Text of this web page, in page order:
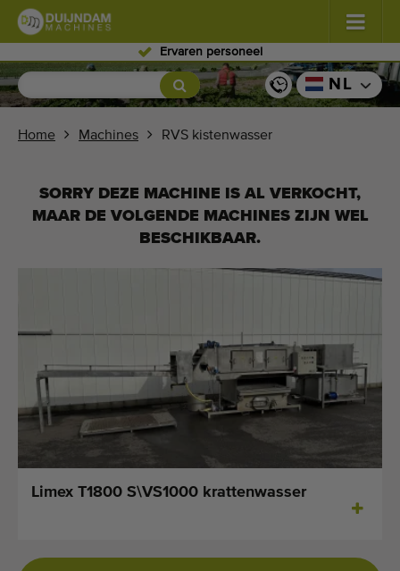
Ervaren personeel
Bloemen en planten (587)
Fruitteelt (336)
Zoek per soort
Laatst bekeken machines
Laatst toegevoegde machines
Machines
NL
Home Machines RVS kistenwasser
SORRY DEZE MACHINE IS AL VERKOCHT,
MAAR DE VOLGENDE MACHINES ZIJN WEL
BESCHIKBAAR.
Limex T1800 S\VS1000 krattenwasser